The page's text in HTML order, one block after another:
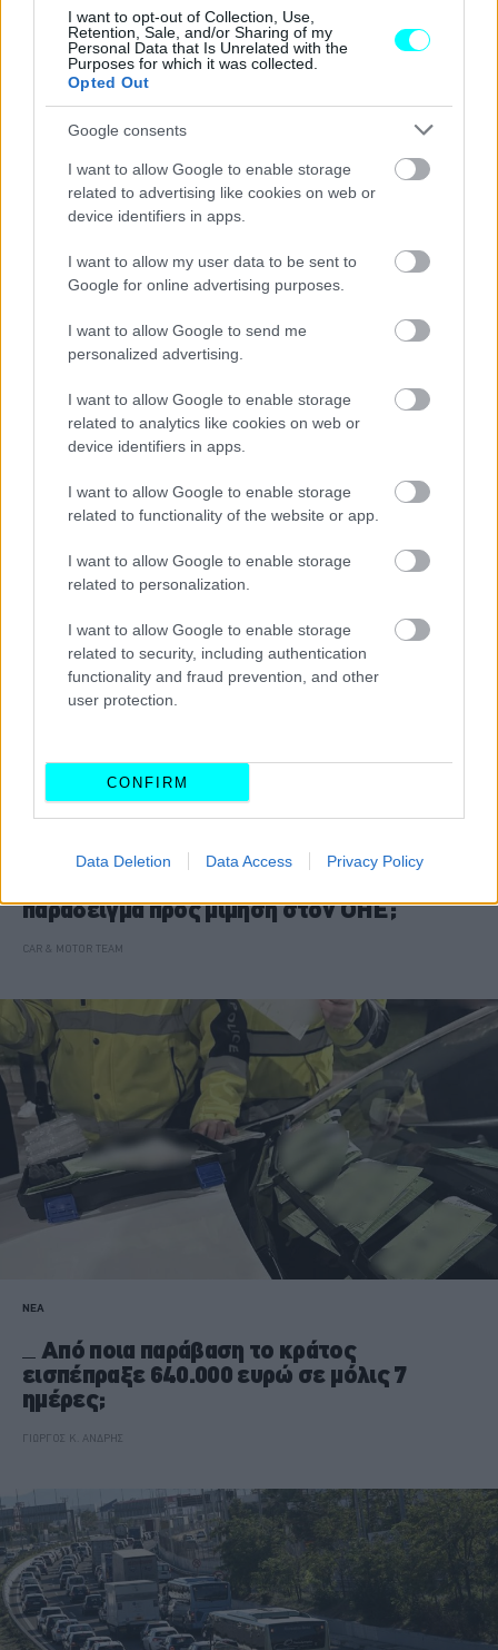
I want to opt-out of Collection, Use,
Retention, Sale, and/or Sharing of my
Personal Data that Is Unrelated with the
Purposes for which it was collected.
Opted Out
Google consents
I want to allow Google to enable storage
related to advertising like cookies on web or
device identifiers in apps.
I want to allow my user data to be sent to
Google for online advertising purposes.
I want to allow Google to send me
personalized advertising.
I want to allow Google to enable storage
related to analytics like cookies on web or
device identifiers in apps.
I want to allow Google to enable storage
related to functionality of the website or app.
I want to allow Google to enable storage
related to personalization.
I want to allow Google to enable storage
related to security, including authentication
functionality and fraud prevention, and other
user protection.
CONFIRM
Data Deletion Data Access Privacy Policy
Οδηγός φορτηγού παραποιούσε τα
στοιχεία του ταχογράφου με
τηλεχειριστήριο
παράδειγμα προς μίμηση στον ΟΗΕ;
CAR & MOTOR TEAM
ΝΕΑ
Από ποια παράβαση το κράτος
εισπέπραξε 640.000 ευρώ σε μόλις 7
ημέρες;
ΓΙΩΡΓΟΣ Κ. ΑΝΔΡΗΣ